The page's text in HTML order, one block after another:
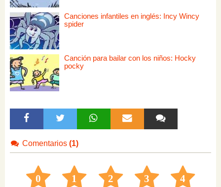
Canciones infantiles en inglés: Incy Wincy
spider
Canción para bailar con los niños: Hocky
pocky
Comentarios (1)
0 1 2 3 4